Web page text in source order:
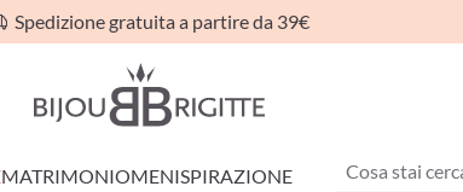
Spedizione gratuita a partire da 39€
MATRIMONIOMENISPIRAZIONE